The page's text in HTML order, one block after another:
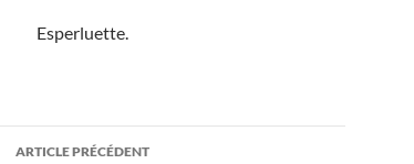
Esperluette.
ARTICLE PRÉCÉDENT